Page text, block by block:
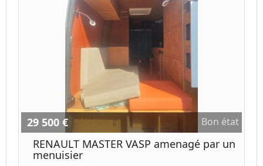
29 500 € Bon état
RENAULT MASTER VASP amenagé par un
menuisier